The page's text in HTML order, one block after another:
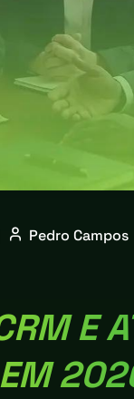
Pedro Campos
E
EM